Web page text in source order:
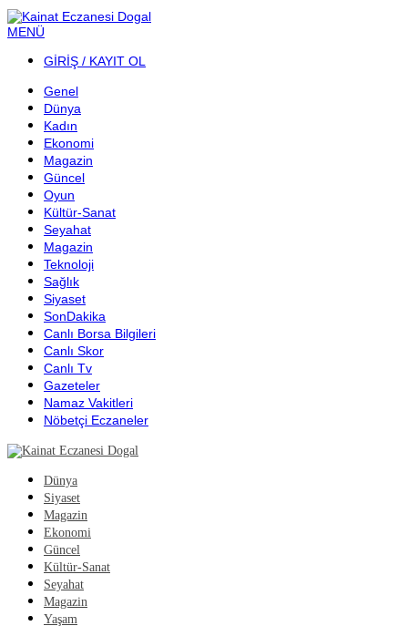
MENÜ
GİRİŞ / KAYIT OL
Genel
Dünya
Kadın
Ekonomi
Magazin
Güncel
Oyun
Kültür-Sanat
Seyahat
Magazin
Teknoloji
Sağlık
Siyaset
SonDakika
Canlı Borsa Bilgileri
Canlı Skor
Canlı Tv
Gazeteler
Namaz Vakitleri
Nöbetçi Eczaneler
Dünya
Siyaset
Magazin
Ekonomi
Güncel
Kültür-Sanat
Seyahat
Magazin
Yaşam